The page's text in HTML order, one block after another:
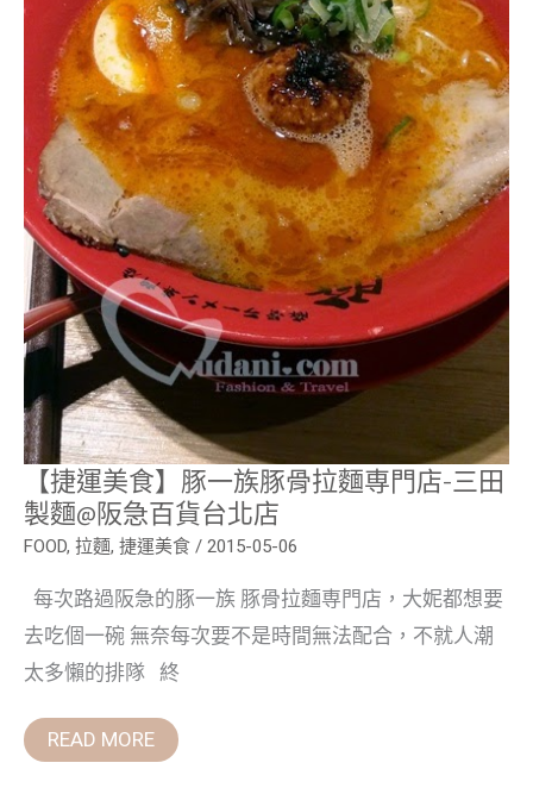
【捷運美食】豚一族豚骨拉麵専門店-三田
製麵@阪急百貨台北店
FOOD, 拉麵, 捷運美食 / 2015-05-06
每次路過阪急的豚一族 豚骨拉麵専門店，大妮都想要
去吃個一碗 無奈每次要不是時間無法配合，不就人潮
太多懶的排隊 終
門
店-
三
田
製
麵
@
阪
急
百
貨
台
北
店
READ MORE